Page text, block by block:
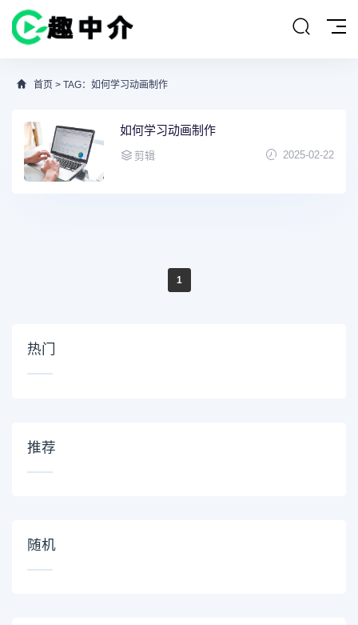
首页 > TAG：如何学习动画制作
如何学习动画制作
剪辑 2025-02-22
1
热门
推荐
随机